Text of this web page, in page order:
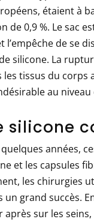
étaient à
de 0,9 %. Le sac
de se
silicone. La
les tissus du
au niveau
silicone
années,
et les capsules
les chirurgies
un grand succès.
sur les